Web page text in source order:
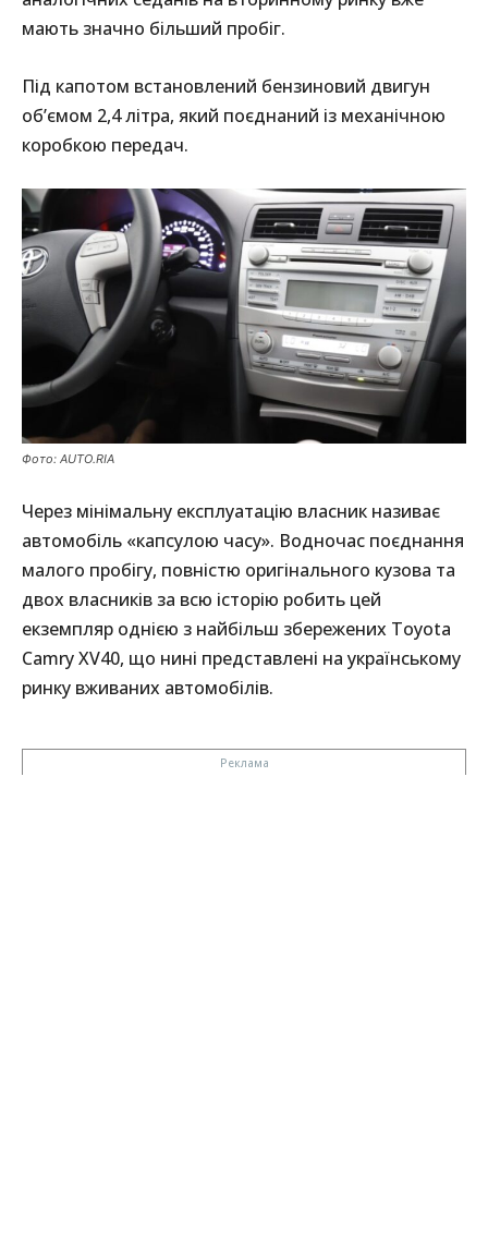
мають значно більший пробіг.
Під капотом встановлений бензиновий двигун
об’ємом 2,4 літра, який поєднаний із механічною
коробкою передач.
Фото: AUTO.RIA
Через мінімальну експлуатацію власник називає
автомобіль «капсулою часу». Водночас поєднання
малого пробігу, повністю оригінального кузова та
двох власників за всю історію робить цей
екземпляр однією з найбільш збережених Toyota
Camry XV40, що нині представлені на українському
ринку вживаних автомобілів.